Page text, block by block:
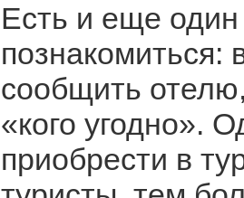
Есть и еще
познакомиться:
сообщить
«кого угодно».
приобрести в